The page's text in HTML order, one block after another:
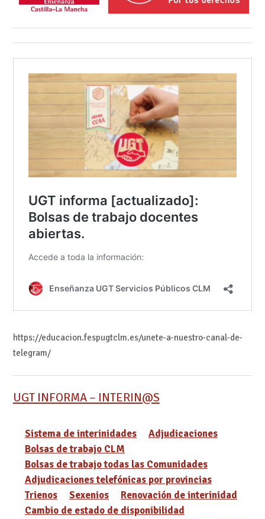
https://educacion.fespugtclm.es/unete-a-nuestro-canal-de-
telegram/
UGT INFORMA – INTERIN@S
Sistema de interinidades
Adjudicaciones
Bolsas de trabajo CLM
Bolsas de trabajo todas las Comunidades
Adjudicaciones telefónicas por provincias
Trienos
Sexenios
Renovación de interinidad
Cambio de estado de disponibilidad